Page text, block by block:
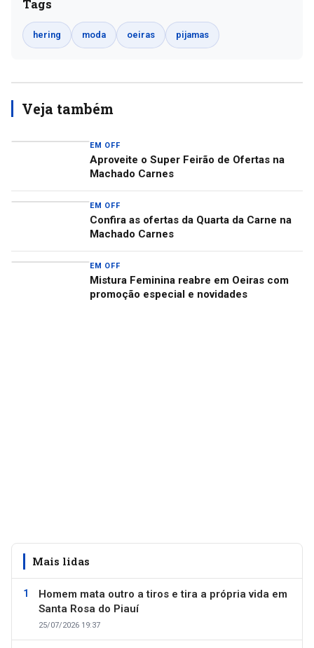
Tags
hering moda oeiras pijamas
Veja também
EM OFF
Aproveite o Super Feirão de Ofertas na
Machado Carnes
EM OFF
Confira as ofertas da Quarta da Carne na
Machado Carnes
EM OFF
Mistura Feminina reabre em Oeiras com
promoção especial e novidades
Mais lidas
Homem mata outro a tiros e tira a própria vida em
Santa Rosa do Piauí
25/07/2026 19:37